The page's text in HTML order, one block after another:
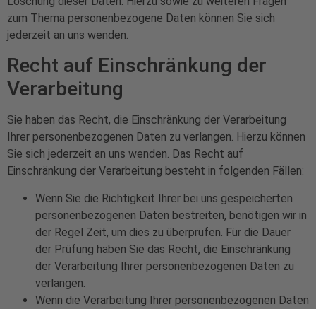
zum Thema personenbezogene Daten können Sie sich
jederzeit an uns wenden.
Recht auf Einschränkung der
Verarbeitung
Sie haben das Recht, die Einschränkung der Verarbeitung
Ihrer personenbezogenen Daten zu verlangen. Hierzu können
Sie sich jederzeit an uns wenden. Das Recht auf
Einschränkung der Verarbeitung besteht in folgenden Fällen:
Wenn Sie die Richtigkeit Ihrer bei uns gespeicherten
personenbezogenen Daten bestreiten, benötigen wir in
der Regel Zeit, um dies zu überprüfen. Für die Dauer
der Prüfung haben Sie das Recht, die Einschränkung
der Verarbeitung Ihrer personenbezogenen Daten zu
verlangen.
Wenn die Verarbeitung Ihrer personenbezogenen Daten